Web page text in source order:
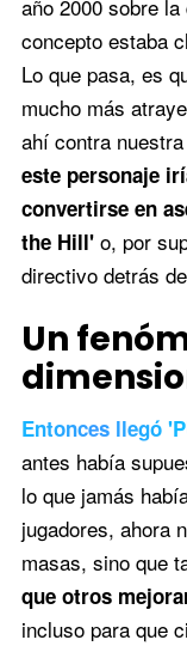
año 2000 sobre
concepto estaba
Lo que pasa, es
mucho más
ahí contra
este personaje
convertirse en
the Hill'o, por
directivo detrás
Un
Entonces llegó
antes había
lo que jamás
jugadores, ahora
masas, sino que
que otros
incluso para que